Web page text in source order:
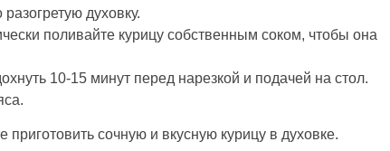
духовку.
поливайте курицу собственным соком, чтобы она
10-15 минут перед нарезкой и подачей на стол.
сочную и вкусную курицу в духовке.